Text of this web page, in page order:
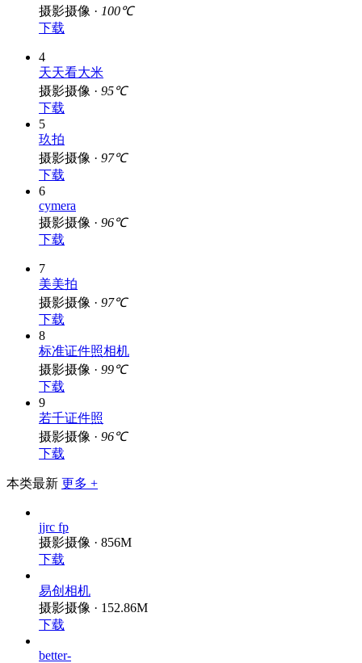
摄影摄像 · 100℃
下载
4
天天看大米
摄影摄像 · 95℃
下载
5
玖拍
摄影摄像 · 97℃
下载
6
cymera
摄影摄像 · 96℃
下载
7
美美拍
摄影摄像 · 97℃
下载
8
标准证件照相机
摄影摄像 · 99℃
下载
9
若千证件照
摄影摄像 · 96℃
下载
本类最新 更多 +
jjrc fp
摄影摄像 · 856M
下载
易创相机
摄影摄像 · 152.86M
下载
better-